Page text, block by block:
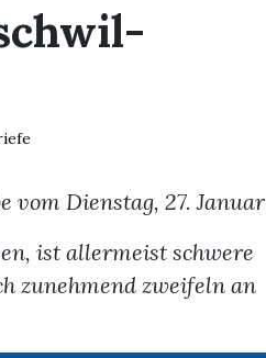
vom Dienstag, 27. Januar
ist allermeist schwere
zunehmend zweifeln an